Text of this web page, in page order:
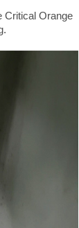
Critical Orange